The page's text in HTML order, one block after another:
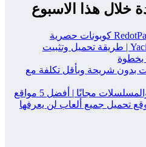
خلال هذا الاسبوع
شرح تطبيق Yacine TV 2026 | طريقة تحميل وتثبيت
بخطوة
بدون شريحة وبأقل تكلفة مع
مجانًا | أفضل 5 مواقع
تحميل جميع ألعاب لن يعرفها